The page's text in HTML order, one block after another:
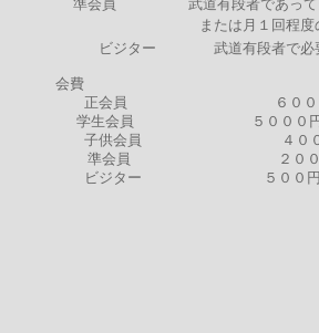
または月１回程度の稽古指
ビジター 武道有段者で必要
会費
正会員
６００
学生会員
５０００
子供会員
４００
準会員
２０
ビジター
５００